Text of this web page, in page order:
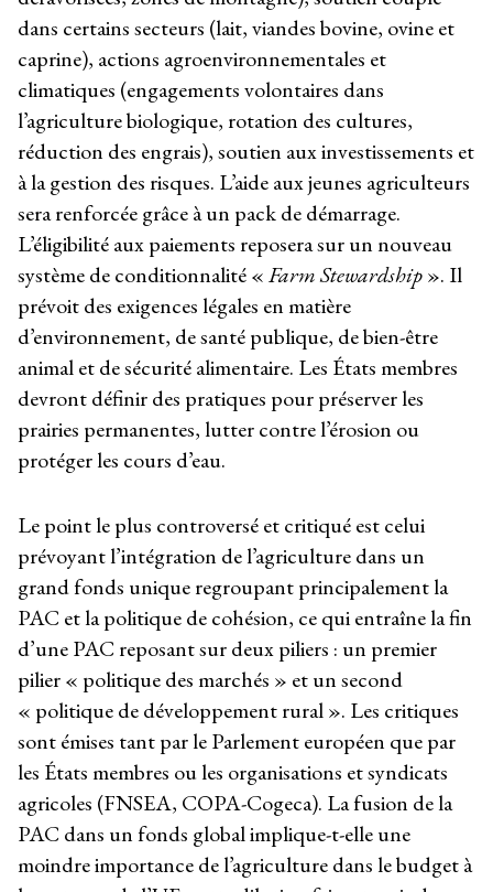
dans certains secteurs (lait, viandes bovine, ovine et
caprine), actions agroenvironnementales et
climatiques (engagements volontaires dans
l’agriculture biologique, rotation des cultures,
réduction des engrais), soutien aux investissements et
à la gestion des risques. L’aide aux jeunes agriculteurs
sera renforcée grâce à un pack de démarrage.
L’éligibilité aux paiements reposera sur un nouveau
système de conditionnalité «Farm Stewardship». Il
prévoit des exigences légales en matière
d’environnement, de santé publique, de bien-être
animal et de sécurité alimentaire. Les États membres
devront définir des pratiques pour préserver les
prairies permanentes, lutter contre l’érosion ou
protéger les cours d’eau.
Le point le plus controversé et critiqué est celui
prévoyant l’intégration de l’agriculture dans un
grand fonds unique regroupant principalement la
PAC et la politique de cohésion, ce qui entraîne la fin
d’une PAC reposant sur deux piliers : un premier
pilier « politique des marchés » et un second
« politique de développement rural ». Les critiques
sont émises tant par le Parlement européen que par
les États membres ou les organisations et syndicats
agricoles (FNSEA, COPA-Cogeca). La fusion de la
PAC dans un fonds global implique-t-elle une
moindre importance de l’agriculture dans le budget à